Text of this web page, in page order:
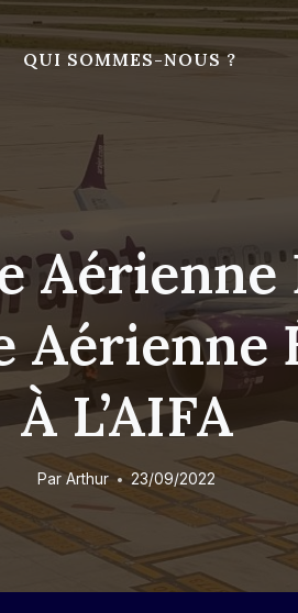
QUI SOMMES-NOUS ?
À L’AIFA
Par Arthur 23/09/2022